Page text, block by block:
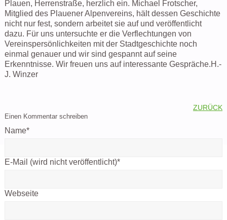
Plauen, Herrenstraße, herzlich ein. Michael Frotscher,
Mitglied des Plauener Alpenvereins, hält dessen Geschichte
nicht nur fest, sondern arbeitet sie auf und veröffentlicht
dazu. Für uns untersuchte er die Verflechtungen von
Vereinspersönlichkeiten mit der Stadtgeschichte noch
einmal genauer und wir sind gespannt auf seine
Erkenntnisse. Wir freuen uns auf interessante Gespräche.H.-
J. Winzer
ZURÜCK
Einen Kommentar schreiben
Name*
E-Mail (wird nicht veröffentlicht)*
Webseite